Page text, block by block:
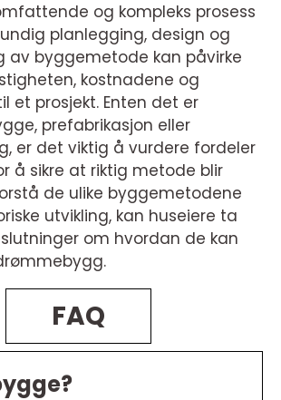
og kompleks prosess
planlegging, design og
av byggemetode kan påvirke
kostnadene og
et prosjekt. Enten det er
prefabrikasjon eller
er det viktig å vurdere fordeler
å sikre at riktig metode blir
de ulike byggemetodene
utvikling, kan huseiere ta
om hvordan de kan
FAQ